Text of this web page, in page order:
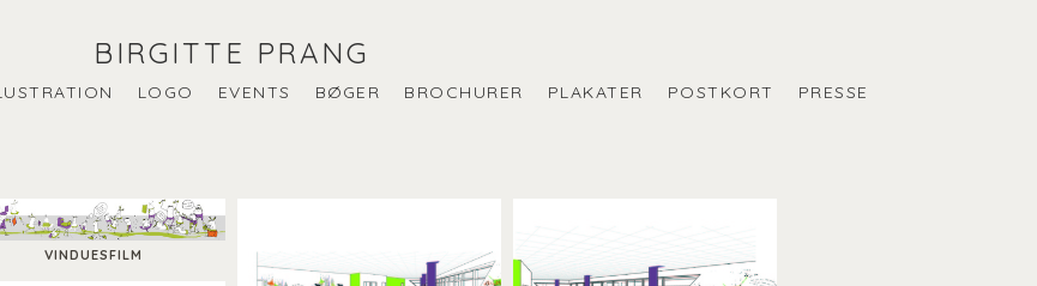
BIRGITTE PRANG
LOGO EVENTS BØGER BROCHURER PLAKATER POSTKORT PRESSE
VINDUESFILM